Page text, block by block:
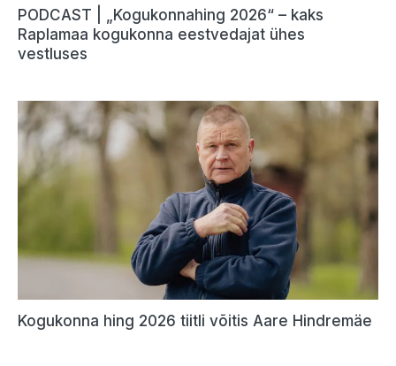
PODCAST | „Kogukonnahing 2026“ – kaks
Raplamaa kogukonna eestvedajat ühes
vestluses
Kogukonna hing 2026 tiitli võitis Aare Hindremäe